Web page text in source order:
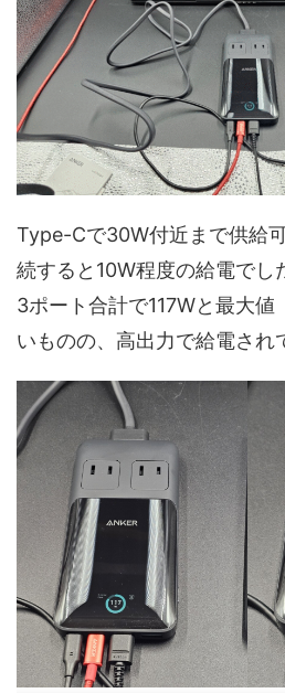
Type-Cで30W付近まで供給
続すると10W程度の給電でし
3ポート合計で117Wと最大値
いものの、高出力で給電され